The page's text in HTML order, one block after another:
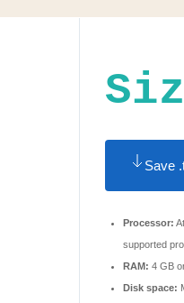
Save
Processor:
supported
RAM: 4 GB
Disk space: